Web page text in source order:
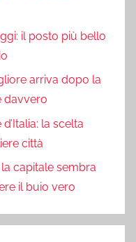
il posto più bello
arriva dopo la
davvero
la scelta
città
capitale sembra
il buio vero